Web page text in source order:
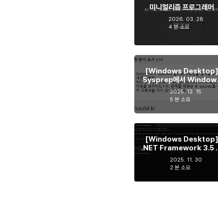
미니멀리즘 프로그래머
2026. 03. 28
4 분 소요
[Windows Desktop]
Sysprep에서
설치의 유효성을 검사할 수
습니다. 해결하기
2025. 12. 15
5 분 소요
[Windows Desktop]
.NET Framework 3.5
쇄망 환경에서 활성화하기
2025. 11. 30
2 분 소요